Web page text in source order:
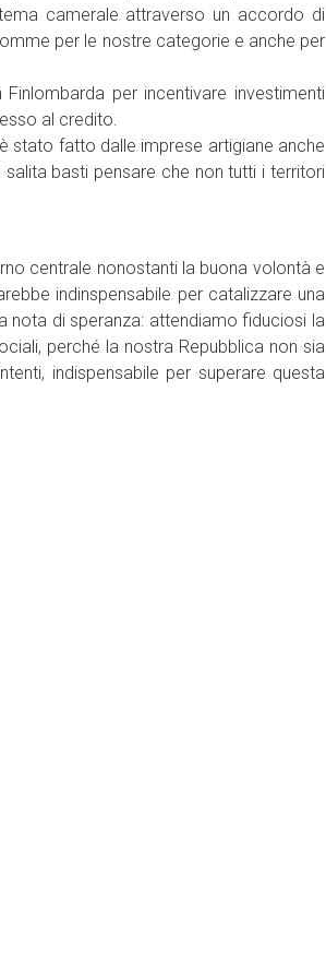
camerale attraverso un accordo di
per le nostre categorie e anche per
per incentivare investimenti
al credito.
stato fatto dalle imprese artigiane anche
basti pensare che non tutti i territori
centrale nonostanti la buona volontà e
indinspensabile per catalizzare una
nota di speranza: attendiamo fiduciosi la
perché la nostra Repubblica non sia
indispensabile per superare questa